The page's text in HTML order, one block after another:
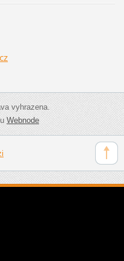
vyhrazena.
Webnode